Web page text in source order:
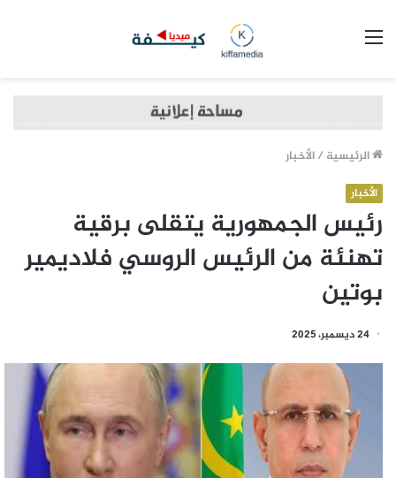
الرئيسية /الأخبار
الأخبار
رئيس الجمهورية يتقلى برقية
تهنئة من الرئيس الروسي فلاديمير
بوتين
24 ديسمبر، 2025